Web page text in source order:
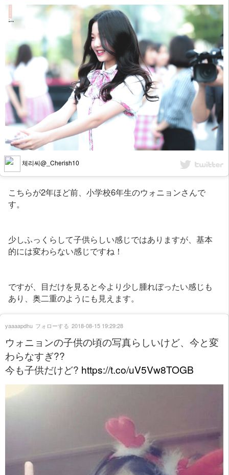
체리씨@_Cherish10
こちらが2年ほど前、小学校6年生のウォニョンさんで
す。
少しふっくらして子供らしい感じではありますが、基本
的には変わらない感じですね！
ですが、目だけを見ると今より少し腫れぼったい感じも
あり、奥二重のようにも見えます。
ウォニョンの子供の頃の写真らしいけど、今と変
わらなすぎ??
今も子供だけど? https://t.co/uV5Vw8TOGB
yaaaapdhu フォローする 2018-08-15 19:29:28